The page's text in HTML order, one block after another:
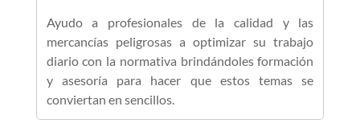
Ayudo a profesionales de la calidad y las
mercancías peligrosas a optimizar su trabajo
diario con la normativa brindándoles formación
y asesoría para hacer que estos temas se
conviertan en sencillos.